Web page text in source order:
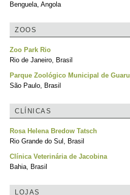
Benguela, Angola
ZOOS
Zoo Park Rio
Rio de Janeiro, Brasil
Parque Zoológico Municipal de
São Paulo, Brasil
CLÍNICAS
Rosa Helena Bredow Tatsch
Rio Grande do Sul, Brasil
Clínica Veterinária de Jacobina
Bahia, Brasil
LOJAS